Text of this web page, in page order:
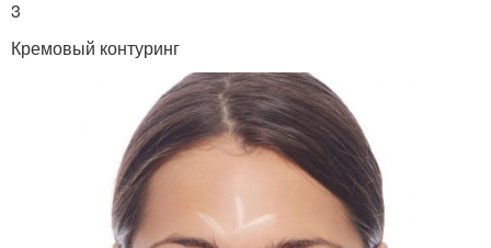
3
Кремовый контуринг